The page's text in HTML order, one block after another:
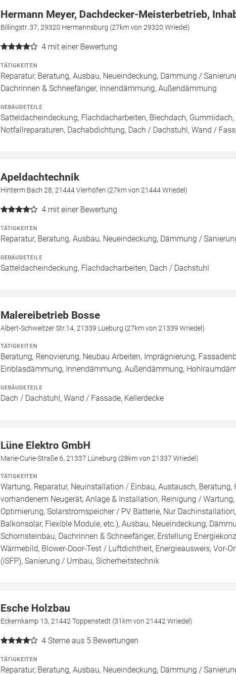
Hermann Meyer, Dachdecker-Meisterbetrieb,
Billingstr. 37, 29320 Hermannsburg (27km von 29320 Wriedel)
4 mit einer Bewertung
TÄTIGKEITEN
Reparatur, Beratung, Ausbau, Neueindeckung, Dämmung /
Dachrinnen & Schneefänger, Innendämmung, Außendämmung
GEBÄUDETEILE
Satteldacheindeckung, Flachdacharbeiten, Blechdach,
Notfallreparaturen, Dachabdichtung, Dach / Dachstuhl, Wand /
Apeldachtechnik
Hinterm Bach 28, 21444 Vierhöfen (27km von 21444 Wriedel)
4 mit einer Bewertung
TÄTIGKEITEN
Reparatur, Beratung, Ausbau, Neueindeckung, Dämmung /
GEBÄUDETEILE
Satteldacheindeckung, Flachdacharbeiten, Dach / Dachstuhl
Malereibetrieb Bosse
Albert-Schweitzer Str.14, 21339 Lüeburg (27km von 21339 Wriedel)
TÄTIGKEITEN
Beratung, Renovierung, Neubau Arbeiten, Imprägnierung,
Einblasdämmung, Innendämmung, Außendämmung,
GEBÄUDETEILE
Dach / Dachstuhl, Wand / Fassade, Kellerdecke
Lüne Elektro GmbH
Marie-Curie-Straße 6, 21337 Lüneburg (28km von 21337 Wriedel)
TÄTIGKEITEN
Wartung, Reparatur, Neuinstallation / Einbau, Austausch,
vorhandenem Neugerät, Anlage & Installation, Reinigung /
Optimierung, Solarstromspeicher / PV Batterie, Nur
Balkonsolar, Flexible Module, etc.), Ausbau, Neueindeckung,
Schornsteinbau, Dachrinnen & Schneefänger, Erstellung
Wärmebild, Blower-Door-Test / Luftdichtheit, Energieausweis, Vor-
(iSFP), Sanierung / Umbau, Sicherheitstechnik
Esche Holzbau
Eckernkamp 13, 21442 Toppenstedt (31km von 21442 Wriedel)
4 Sterne aus 5 Bewertungen
TÄTIGKEITEN
Reparatur, Beratung, Ausbau, Neueindeckung, Dämmung /